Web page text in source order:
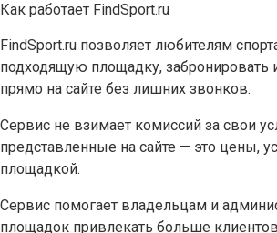
Как работает FindSport.ru
FindSport.ru позволяет любителям
подходящую площадку, забронировать
прямо на сайте без лишних звонков.
Сервис не взимает комиссий за свои
представленные на сайте — это цены,
площадкой.
Сервис помогает владельцам и
площадок привлекать больше